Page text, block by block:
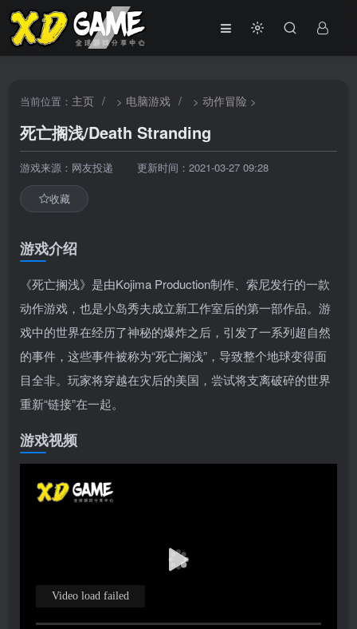
当前位置： 主页 / > 电脑游戏 / >动作冒险 >
死亡搁浅/Death Stranding
游戏来源：网友投递 更新时间：2021-03-27 09:28
收藏
游戏介绍
《死亡搁浅》是由Kojima Production制作、索尼发行的一款
动作游戏，也是小岛秀夫成立新工作室后的第一部作品。游
戏中的世界在经历了神秘的爆炸之后，引发了一系列超自然
的事件，这些事件被称为“死亡搁浅”，导致整个地球变得面
目全非。玩家将穿越在灾后的美国，尝试将支离破碎的世界
重新“链接”在一起。
游戏视频